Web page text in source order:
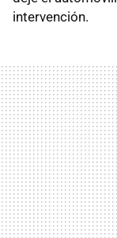
intervención.